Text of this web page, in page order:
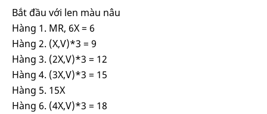
Bắt đầu với len màu nâu
Hàng 1. MR, 6X = 6
Hàng 2. (X,V)*3 = 9
Hàng 3. (2X,V)*3 = 12
Hàng 4. (3X,V)*3 = 15
Hàng 5. 15X
Hàng 6. (4X,V)*3 = 18